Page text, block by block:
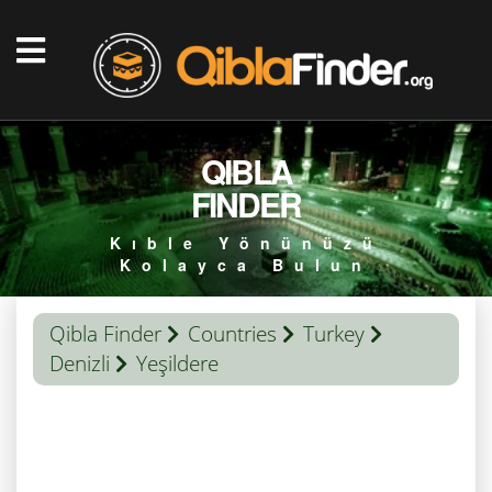
QIBLA
FINDER
Kıble Yönünüzü
Kolayca Bulun
Qibla Finder Countries
Turkey
Denizli
Yeşildere